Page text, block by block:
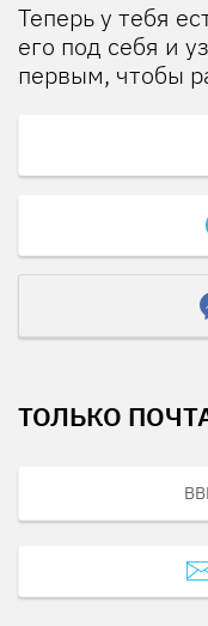
Теперь у тебя
его под себя и
первым, чтобы
ТОЛЬКО